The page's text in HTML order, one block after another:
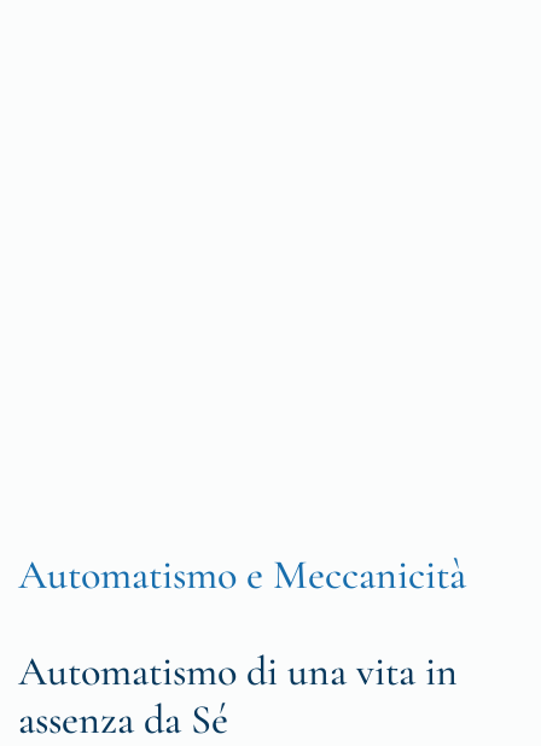
Automatismo e Meccanicità
Automatismo di una vita in
assenza da Sé